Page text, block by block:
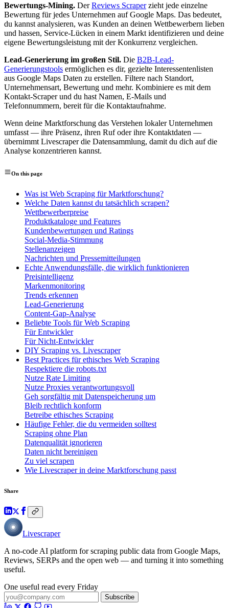
Bewertungs-Mining. DerReviews Scraperzieht jede einzelne
Bewertung für jedes Unternehmen auf Google Maps. Das bedeutet,
du kannst analysieren, was Kunden an deinen Wettbewerbern lieben
und hassen, Service-Lücken in einem Markt identifizieren und deine
eigene Bewertungsleistung mit der Konkurrenz vergleichen.
Lead-Generierung im großen Stil. Die B2B-Lead-
Generierungstools ermöglichen es dir, gezielte Interessentenlisten
aus Google Maps Daten zu erstellen. Filtere nach Standort,
Unternehmensart, Bewertung und mehr. Kombiniere es mit dem
Kontakt-Scraper und du hast Namen, E-Mails und
Telefonnummern, bereit für die Kontaktaufnahme.
Wenn deine Marktforschung das Verstehen lokaler Unternehmen
umfasst — ihre Präsenz, ihren Ruf oder ihre Kontaktdaten —
übernimmt Livescraper die Datensammlung, damit du dich auf die
Analyse konzentrieren kannst.
On this page
Was ist Web Scraping für Marktforschung?
Welche Daten kannst du tatsächlich scrapen?
Wettbewerberpreise
Produktkataloge und Features
Kundenbewertungen und Ratings
Social-Media-Stimmung
Stellenanzeigen
Nachrichten und Pressemitteilungen
Echte Anwendungsfälle, die wirklich funktionieren
Preisintelligenz
Markenmonitoring
Trends erkennen
Lead-Generierung
Content-Gap-Analyse
Beliebte Tools für Web Scraping
Für Entwickler
Für Nicht-Entwickler
DIY Scraping vs. Livescraper
Best Practices für ethisches Web Scraping
Respektiere die robots.txt
Nutze Rate Limiting
Nutze Proxies verantwortungsvoll
Geh sorgfältig mit Datenspeicherung um
Bleib rechtlich konform
Betreibe ethisches Scraping
Häufige Fehler, die du vermeiden solltest
Scraping ohne Plan
Datenqualität ignorieren
Daten nicht bereinigen
Zu viel scrapen
Wie Livescraper in deine Marktforschung passt
Share
Livescraper
A no-code AI platform for scraping public data from Google Maps,
Reviews, SERPs and the open web — and turning it into something
useful.
One useful read every Friday
Subscribe